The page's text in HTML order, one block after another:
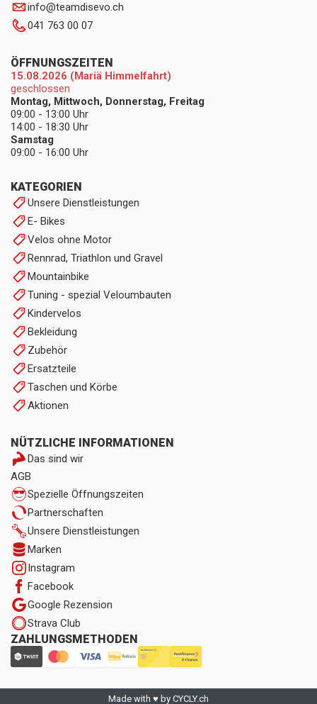
info@teamdisevo.ch
041 763 00 07
KATEGORIEN
Unsere Dienstleistungen
E- Bikes
Velos ohne Motor
Rennrad, Triathlon und Gravel
Mountainbike
Tuning - spezial Veloumbauten
Kindervelos
Bekleidung
Zubehör
Ersatzteile
Taschen und Körbe
Aktionen
NÜTZLICHE INFORMATIONEN
Das sind wir
AGB
Spezielle Öffnungszeiten
Partnerschaften
Unsere Dienstleistungen
Marken
Instagram
Facebook
Google Rezension
Strava Club
ZAHLUNGSMETHODEN
ÖFFNUNGSZEITEN
15.08.2026 (Mariä Himmelfahrt)
geschlossen
Montag, Mittwoch, Donnerstag, Freitag
09:00 - 13:00 Uhr
14:00 - 18:30 Uhr
Samstag
09:00 - 16:00 Uhr
Made with ♥ by CYCLY.ch